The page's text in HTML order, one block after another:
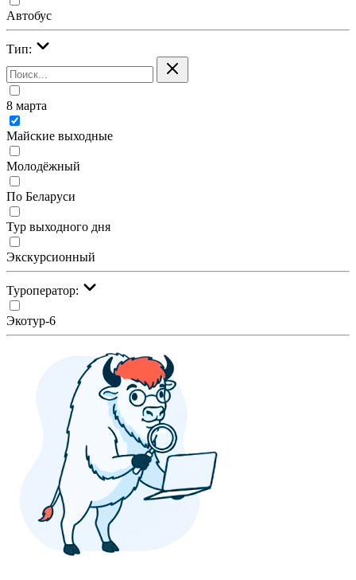
Автобус
Тип:
8 марта
Майские выходные
Молодёжный
По Беларуси
Тур выходного дня
Экскурсионный
Туроператор:
Экотур-6